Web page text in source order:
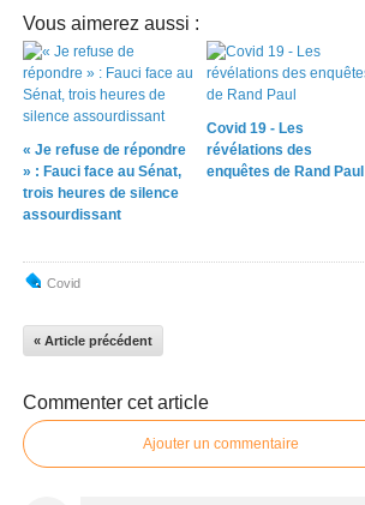
Vous aimerez aussi :
« Je refuse de répondre
» : Fauci face au Sénat,
trois heures de silence
assourdissant
Covid 19 - Les
révélations des
enquêtes de Rand Paul
Covid
« Article précédent
Commenter cet article
Ajouter un commentaire